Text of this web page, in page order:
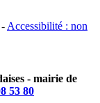
-Accessibilité : non
- mairie de
53 80